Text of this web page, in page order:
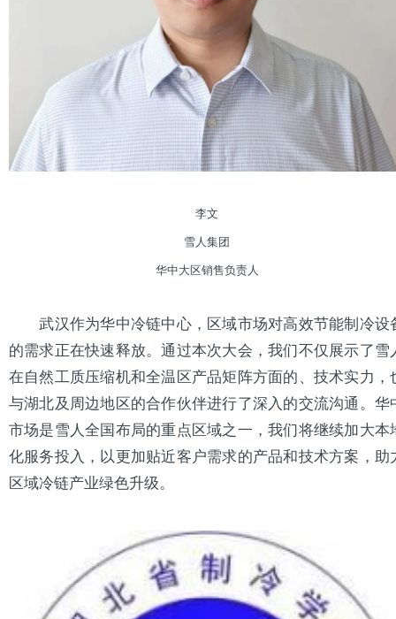
李文
雪人集团
华中大区销售负责人
武汉作为华中冷链中心，区域市场对高效节能制冷设
的需求正在快速释放。通过本次大会，我们不仅展示了雪
在自然工质压缩机和全温区产品矩阵方面的、技术实力，
与湖北及周边地区的合作伙伴进行了深入的交流沟通。华
市场是雪人全国布局的重点区域之一，我们将继续加大本
化服务投入，以更加贴近客户需求的产品和技术方案，助
区域冷链产业绿色升级。